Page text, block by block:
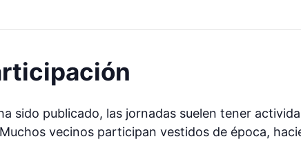
sido publicado, las jornadas suelen tener
vecinos participan vestidos de época,